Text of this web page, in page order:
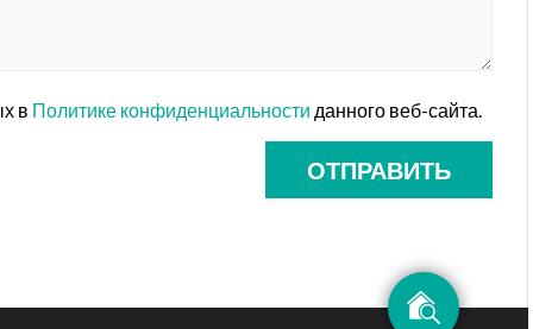
в Политике конфиденциальности данного веб-сайта.
ОТПРАВИТЬ